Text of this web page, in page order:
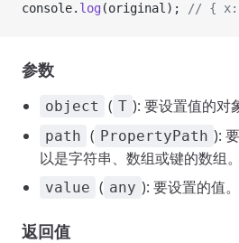
console. log (original); // { x:
参数
object ( T ): 要设置值的对
path ( PropertyPath ):
以是字符串、数组或键的数组。
value ( any ): 要设置的值。
返回值